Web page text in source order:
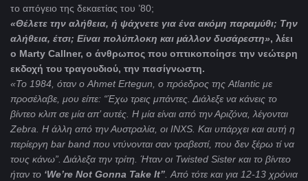
το απόγειο της δεκαετίας του ’80;
«Θέλετε την αλήθεια, ή ψάχνετε για ένα ακόμη παραμύθι; Την
αλήθεια, έτσι; Είναι πολύπλοκη και μάλλον δυσάρεστη», λέει
ο Marty Callner, o άνθρωπος που οπτικοποίησε την νεώτερη
εκδοχή του τραγουδιού, την πασίγνωστη.
«To 1984, όταν ο Ahmet Ertegun , ο πρόεδρος της Atlantic με
προσέλαβε, μου είπε: “Έχω τρεις μπάντες. Διάλεξε να κάνεις το
βίντεο κλιπ σε μία απ’ αυτές. Η μία είναι από την Αριζόνα, λέγονται
Zebra . Η άλλη από την Αυστραλία, οι INXS . Και υπάρχει και αυτή η
περίεργη bar band που ντύνονται σαν τραβεστί, που δεν ξέρω τί να
τους κάνω”. Διάλεξα την τρίτη. Ήταν οι Twisted Sister και το βίντεο
ήταν το ‘We’re Not Gonna Take It” . Από τότε και για 12-13 χρόνια